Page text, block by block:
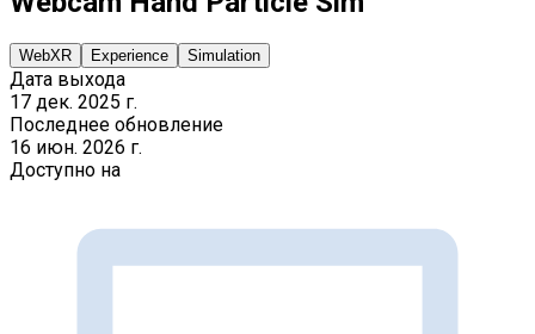
WebXR Experience Simulation
Дата выхода
17 дек. 2025 г.
Последнее обновление
16 июн. 2026 г.
Доступно на